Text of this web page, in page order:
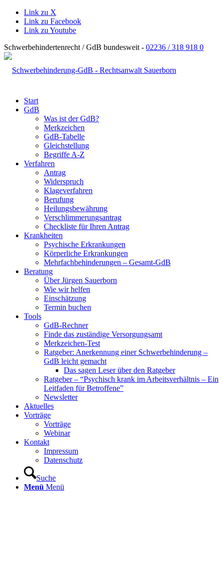
Link zu X
Link zu Facebook
Link zu Youtube
Schwerbehindertenrecht / GdB bundesweit - 02236 / 318 918 0
Start
GdB
Was ist der GdB?
Merkzeichen
GdB-Tabelle
Gleichstellung
Begriffe A-Z
Verfahren
Antrag
Widerspruch
Klageverfahren
Berufung
Heilungsbewährung
Verschlimmerungsantrag
Checkliste für Ihren Antrag
Krankheiten
Psychische Erkrankungen
Körperliche Erkrankungen
Mehrfachbehinderungen – Gesamt-GdB
Beratung
Über Jürgen Sauerborn
Wie wir helfen
Einschätzung
Termin buchen
Tools
GdB-Rechner
Finde das zuständige Versorgungsamt
Merkzeichen-Test
Ratgeber: Anerkennung einer Schwerbehinderung –
GdB leicht gemacht
Das sagen Leser über den Ratgeber
Ratgeber – “Psychisch krank im Arbeitsverhältnis – Ein
Leitfaden für Betroffene”
Newsletter
Aktuelles
Vorträge
Vorträge
Webinar
Kontakt
Impressum
Datenschutz
Suche
Menü Menü